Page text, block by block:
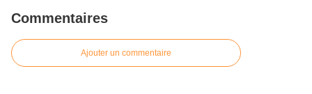
Commentaires
Ajouter un commentaire